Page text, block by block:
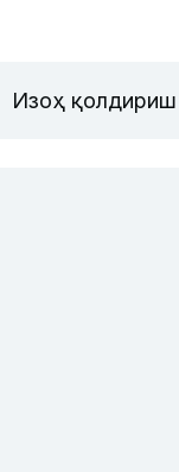
Изоҳ қолдириш